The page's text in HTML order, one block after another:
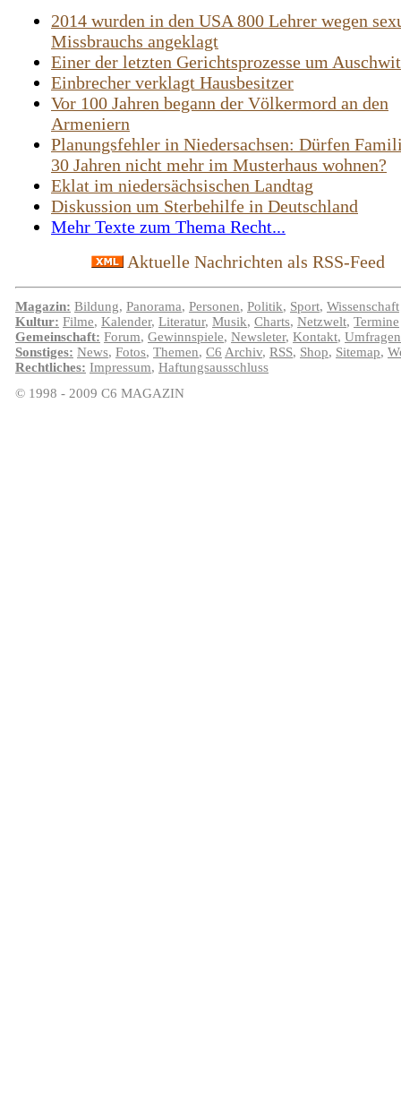
2014 wurden in den USA 800 Lehrer wegen
Missbrauchs angeklagt
Einer der letzten Gerichtsprozesse um
Einbrecher verklagt Hausbesitzer
Vor 100 Jahren begann der Völkermord an den
Armeniern
Planungsfehler in Niedersachsen: Dürfen
30 Jahren nicht mehr im Musterhaus wohnen?
Eklat im niedersächsischen Landtag
Diskussion um Sterbehilfe in Deutschland
Mehr Texte zum Thema Recht...
Aktuelle Nachrichten als RSS-Feed
Magazin: Bildung, Panorama, Personen, Politik, Sport, Wissenschaft
Kultur: Filme, Kalender, Literatur, Musik, Charts, Netzwelt, Termine
Gemeinschaft: Forum, Gewinnspiele, Newsleter, Kontakt, Umfragen
Sonstiges: News, Fotos, Themen, C6 Archiv, RSS, Shop, Sitemap,
Rechtliches: Impressum, Haftungsausschluss
© 1998 - 2009 C6 MAGAZIN